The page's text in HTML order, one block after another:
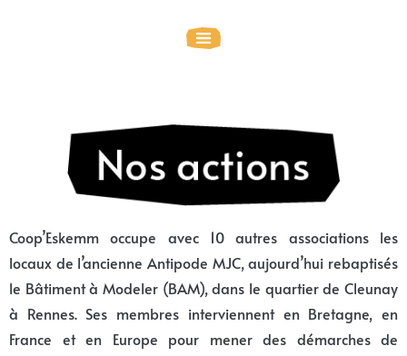
Coop’Eskemm occupe avec 10 autres associations les
locaux de l’ancienne Antipode MJC, aujourd’hui rebaptisés
le Bâtiment à Modeler (BAM), dans le quartier de Cleunay
à Rennes. Ses membres interviennent en Bretagne, en
France et en Europe pour mener des démarches de